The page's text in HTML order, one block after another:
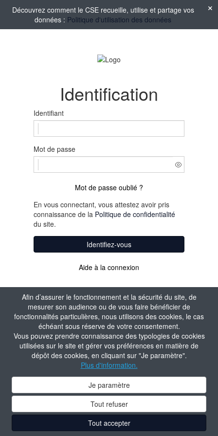
Afin d’assurer le fonctionnement et la sécurité du site, de
mesurer son audience ou de vous faire bénéficier de
fonctionnalités particulières, nous utilisons des cookies, le cas
échéant sous réserve de votre consentement.
Vous pouvez prendre connaissance des typologies de cookies
utilisées sur le site et gérer vos préférences en matière de
dépôt des cookies, en cliquant sur "Je paramètre".
Plus d'information.
Je paramètre
Tout refuser
Tout accepter
Découvrez comment le CSE recueille, utilise et partage vos
données : Politique d'utilisation des données
Identification
Identifiant
Mot de passe
Mot de passe oublié ?
En vous connectant, vous attestez avoir pris
connaissance de la Politique de confidentialité
du site.
Identifiez-vous
Aide à la connexion